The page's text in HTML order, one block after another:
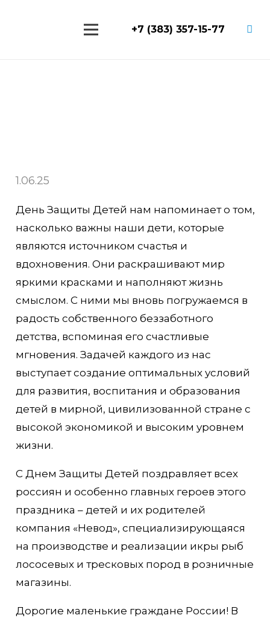
+7 (383) 357-15-77
1.06.25
День Защиты Детей нам напоминает о том,
насколько важны наши дети, которые
являются источником счастья и
вдохновения. Они раскрашивают мир
яркими красками и наполняют жизнь
смыслом. С ними мы вновь погружаемся в
радость собственного беззаботного
детства, вспоминая его счастливые
мгновения. Задачей каждого из нас
выступает создание оптимальных условий
для развития, воспитания и образования
детей в мирной, цивилизованной стране с
высокой экономикой и высоким уровнем
жизни.
С Днем Защиты Детей поздравляет всех
россиян и особенно главных героев этого
праздника – детей и их родителей
компания «Невод», специализирующаяся
на производстве и реализации икры рыб
лососевых и тресковых пород в розничные
магазины.
Дорогие маленькие граждане России! В